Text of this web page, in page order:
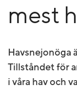
mest
Havsnejonöga
Tillståndet för
i våra hav och